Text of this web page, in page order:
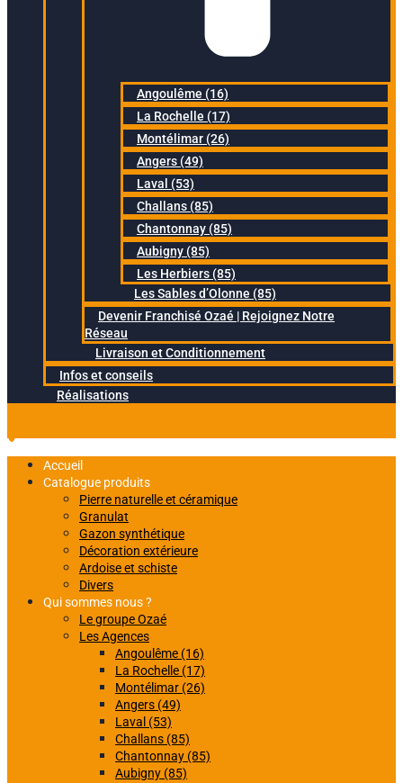
Angoulême (16)
La Rochelle (17)
Montélimar (26)
Angers (49)
Laval (53)
Challans (85)
Chantonnay (85)
Aubigny (85)
Les Herbiers (85)
Les Sables d’Olonne (85)
Devenir Franchisé Ozaé | Rejoignez Notre
Réseau
Livraison et Conditionnement
Infos et conseils
Réalisations
Accueil
Catalogue produits
Pierre naturelle et céramique
Granulat
Gazon synthétique
Décoration extérieure
Ardoise et schiste
Divers
Qui sommes nous ?
Le groupe Ozaé
Les Agences
Angoulême (16)
La Rochelle (17)
Montélimar (26)
Angers (49)
Laval (53)
Challans (85)
Chantonnay (85)
Aubigny (85)